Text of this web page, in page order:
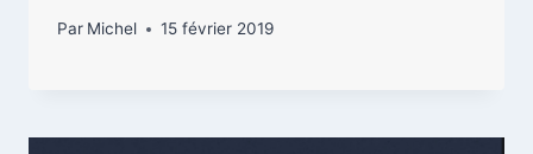
Par Michel 15 février 2019